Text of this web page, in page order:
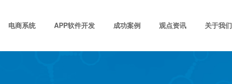
电商系统 APP软件开发 成功案例 观点资讯 关于我们